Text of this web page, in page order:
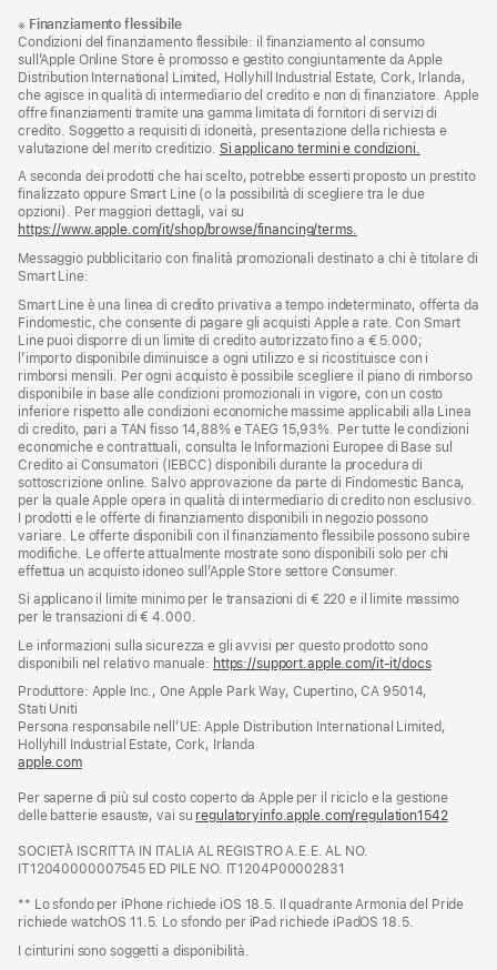
di
pagina
a
piè
di
pagina
※ Finanziamento flessibile
Condizioni del finanziamento flessibile: il finanziamento al consumo
sull’Apple Online Store è promosso e gestito congiuntamente da Apple
Distribution International Limited, Hollyhill Industrial Estate, Cork, Irlanda,
che agisce in qualità di intermediario del credito e non di finanziatore. Apple
offre finanziamenti tramite una gamma limitata di fornitori di servizi di
credito. Soggetto a requisiti di idoneità, presentazione della richiesta e
valutazione del merito creditizio. Si applicano termini e condizioni.
A seconda dei prodotti che hai scelto, potrebbe esserti proposto un prestito
finalizzato oppure Smart Line (o la possibilità di scegliere tra le due
opzioni). Per maggiori dettagli, vai su
https://www.apple.com/it/shop/browse/financing/terms.
Messaggio pubblicitario con finalità promozionali destinato a chi è titolare di
Smart Line:
Smart Line è una linea di credito privativa a tempo indeterminato, offerta da
Findomestic, che consente di pagare gli acquisti Apple a rate. Con Smart
Line puoi disporre di un limite di credito autorizzato fino a € 5.000;
l’importo disponibile diminuisce a ogni utilizzo e si ricostituisce con i
rimborsi mensili. Per ogni acquisto è possibile scegliere il piano di rimborso
disponibile in base alle condizioni promozionali in vigore, con un costo
inferiore rispetto alle condizioni economiche massime applicabili alla Linea
di credito, pari a TAN fisso 14,88% e TAEG 15,93%. Per tutte le condizioni
economiche e contrattuali, consulta le Informazioni Europee di Base sul
Credito ai Consumatori (IEBCC) disponibili durante la procedura di
sottoscrizione online. Salvo approvazione da parte di Findomestic Banca,
per la quale Apple opera in qualità di intermediario di credito non esclusivo.
I prodotti e le offerte di finanziamento disponibili in negozio possono
variare. Le offerte disponibili con il finanziamento flessibile possono subire
modifiche. Le offerte attualmente mostrate sono disponibili solo per chi
effettua un acquisto idoneo sull’Apple Store settore Consumer.
Si applicano il limite minimo per le transazioni di € 220 e il limite massimo
per le transazioni di € 4.000.
Le informazioni sulla sicurezza e gli avvisi per questo prodotto sono
disponibili nel relativo manuale: https://support.apple.com/it-it/docs(si
finestra)
Produttore: Apple Inc., One Apple Park Way, Cupertino, CA 95014,
Stati Uniti
Persona responsabile nell’UE: Apple Distribution International Limited,
Hollyhill Industrial Estate, Cork, Irlanda
apple.com(si
una
nuova
Per saperne di più sul costo coperto da Apple per il riciclo e la gestione
delle batterie esauste, vai su regulatoryinfo.apple.com/regulation1542(si
SOCIETÀ ISCRITTA IN ITALIA AL REGISTRO A.E.E. AL NO.
IT12040000007545 ED PILE NO. IT1204P00002831
** Lo sfondo per iPhone richiede iOS 18.5. Il quadrante Armonia del Pride
richiede watchOS 11.5. Lo sfondo per iPad richiede iPadOS 18.5.
I cinturini sono soggetti a disponibilità.